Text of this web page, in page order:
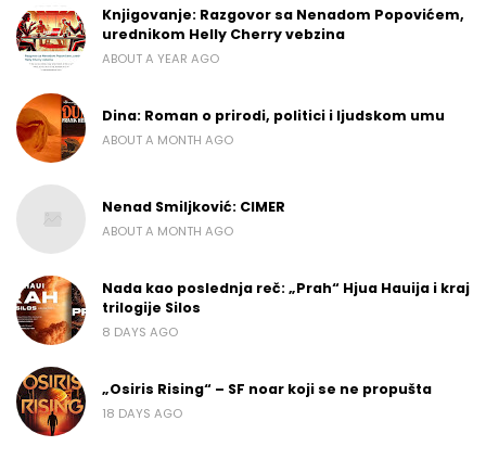
Knjigovanje: Razgovor sa Nenadom Popovićem,
urednikom Helly Cherry vebzina
ABOUT A YEAR AGO
Dina: Roman o prirodi, politici i ljudskom umu
ABOUT A MONTH AGO
Nenad Smiljković: CIMER
ABOUT A MONTH AGO
Nada kao poslednja reč: „Prah“ Hjua Hauija i kraj
trilogije Silos
8 DAYS AGO
„Osiris Rising“ – SF noar koji se ne propušta
18 DAYS AGO